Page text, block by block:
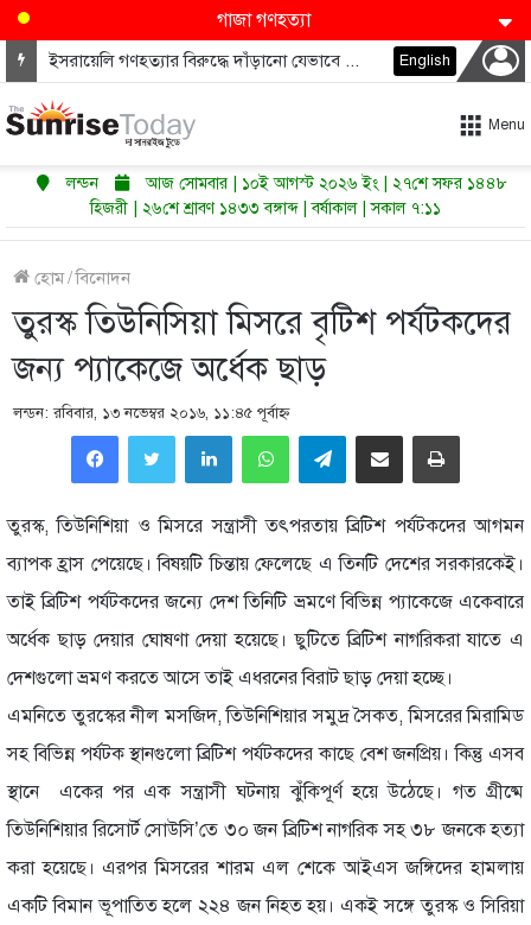
গাজা গণহত্যা
ইসরায়েলি গণহত্যার বিরুদ্ধে দাঁড়ানো যেভাবে ডেমোক্র্যাটদের নভেম্বরে কংগ্রেস জিতাতে পারে English
Menu
লন্ডন
আজ সোমবার | ১০ই আগস্ট ২০২৬ ইং | ২৭শে সফর ১৪৪৮
হিজরী | ২৬শে শ্রাবণ ১৪৩৩ বঙ্গাব্দ | বর্ষাকাল | সকাল ৭:১১
হোম/বিনোদন
তুরস্ক তিউনিসিয়া মিসরে বৃটিশ পর্যটকদের
জন্য প্যাকেজে অর্ধেক ছাড়
লন্ডন: রবিবার, ১৩ নভেম্বর ২০১৬, ১১:৪৫ পূর্বাহ্ণ
LinkedInWhatsAppTelegramShare via Email Print
তুরস্ক, তিউনিশিয়া ও মিসরে সন্ত্রাসী তৎপরতায় ব্রিটিশ পর্যটকদের আগমন
ব্যাপক হ্রাস পেয়েছে। বিষয়টি চিন্তায় ফেলেছে এ তিনটি দেশের সরকারকেই।
তাই ব্রিটিশ পর্যটকদের জন্যে দেশ তিনিটি ভ্রমণে বিভিন্ন প্যাকেজে একেবারে
অর্ধেক ছাড় দেয়ার ঘোষণা দেয়া হয়েছে। ছুটিতে ব্রিটিশ নাগরিকরা যাতে এ
দেশগুলো ভ্রমণ করতে আসে তাই এধরনের বিরাট ছাড় দেয়া হচ্ছে।
এমনিতে তুরস্কের নীল মসজিদ, তিউনিশিয়ার সমুদ্র সৈকত, মিসরের মিরামিড
সহ বিভিন্ন পর্যটক স্থানগুলো ব্রিটিশ পর্যটকদের কাছে বেশ জনপ্রিয়। কিন্তু এসব
স্থানে একের পর এক সন্ত্রাসী ঘটনায় ঝুঁকিপূর্ণ হয়ে উঠেছে। গত গ্রীষ্মে
তিউনিশিয়ার রিসোর্ট সোউসি’তে ৩০ জন ব্রিটিশ নাগরিক সহ ৩৮ জনকে হত্যা
করা হয়েছে। এরপর মিসরের শারম এল শেকে আইএস জঙ্গিদের হামলায়
একটি বিমান ভূপাতিত হলে ২২৪ জন নিহত হয়। একই সঙ্গে তুরস্ক ও সিরিয়া